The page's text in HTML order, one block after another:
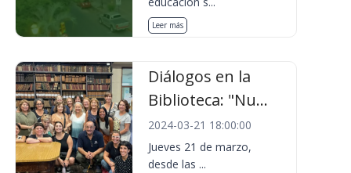
Leer más
Diálogos en la
Biblioteca: "Nu...
2024-03-21 18:00:00
Jueves 21 de marzo,
desde las ...